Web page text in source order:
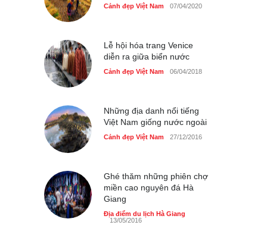
Chợ đêm Phú Quốc có nhà
40 xe ôtô du lịch tự lái đầu
tiên qua cửa khẩu Móng Cái
Thực hư cây cầu gỗ dài
nhất Việt Nam bị ‘xóa sổ’
sau lũ
Bún cá thố và bánh canh
cốt dừa miền Tây ở Sài Gòn
Cảnh đẹp Việt Nam
Cảnh đẹp Việt Nam 07/04/2020
Lễ hội hóa trang Venice
diễn ra giữa biển nước
Cảnh đẹp Việt Nam 06/04/2018
Những địa danh nổi tiếng
Việt Nam giống nước ngoài
Cảnh đẹp Việt Nam 27/12/2016
Ghé thăm những phiên chợ
miền cao nguyên đá Hà
Giang
Địa điểm du lịch Hà Giang
13/05/2016